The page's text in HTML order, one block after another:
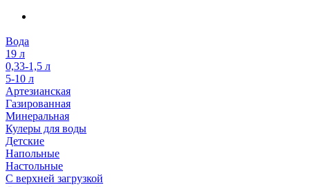
Вода
19 л
0,33-1,5 л
5-10 л
Артезианская
Газированная
Минеральная
Кулеры для воды
Детские
Напольные
Настольные
С верхней загрузкой